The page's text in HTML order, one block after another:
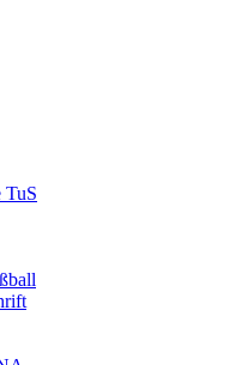
TuS